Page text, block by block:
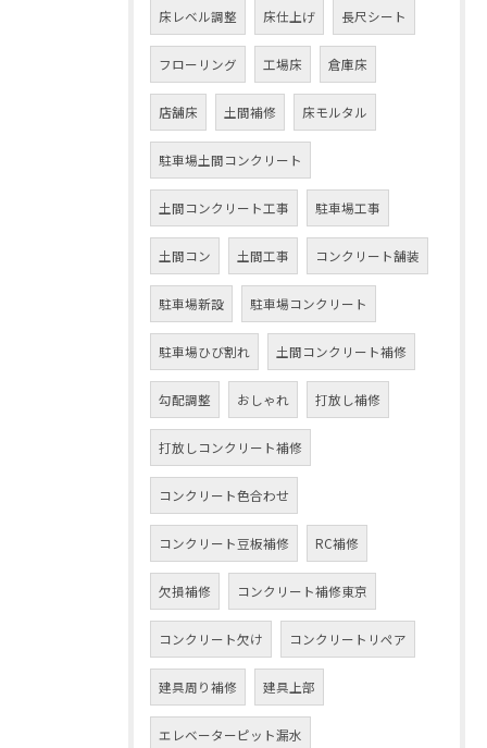
床レベル調整 床仕上げ 長尺シート
フローリング 工場床 倉庫床
店舗床 土間補修 床モルタル
駐車場土間コンクリート
土間コンクリート工事 駐車場工事
土間コン 土間工事 コンクリート舗装
駐車場新設 駐車場コンクリート
駐車場ひび割れ 土間コンクリート補修
勾配調整 おしゃれ 打放し補修
打放しコンクリート補修
コンクリート色合わせ
コンクリート豆板補修 RC補修
欠損補修 コンクリート補修東京
コンクリート欠け コンクリートリペア
建具周り補修 建具上部
エレベーターピット漏水